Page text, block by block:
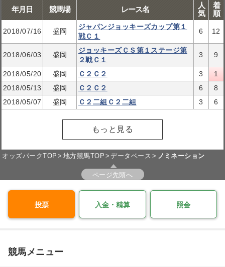
年月日 競馬場 レース名
人
気
着
順
2018/07/16 盛岡
ジャパンジョッキーズカップ第１
戦Ｃ１
6 12
2018/06/03 盛岡
ジョッキーズＣＳ第１ステージ第
２戦Ｃ１
3 9
2018/05/20 盛岡 Ｃ２Ｃ２ 3
1
2018/05/13
盛岡 Ｃ２Ｃ２ 6
8
2018/05/07
盛岡 Ｃ２二組Ｃ２二組 3 6
もっと見る
オッズパークTOP 地方競馬TOP データベース ノミネーション
ページ先頭へ
投票 入金・精算 照会
競馬メニュー